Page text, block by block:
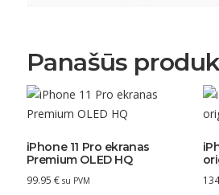
Panašūs
iPhone 11 Pro ekranas
Premium OLED HQ
99.95 € su PVM